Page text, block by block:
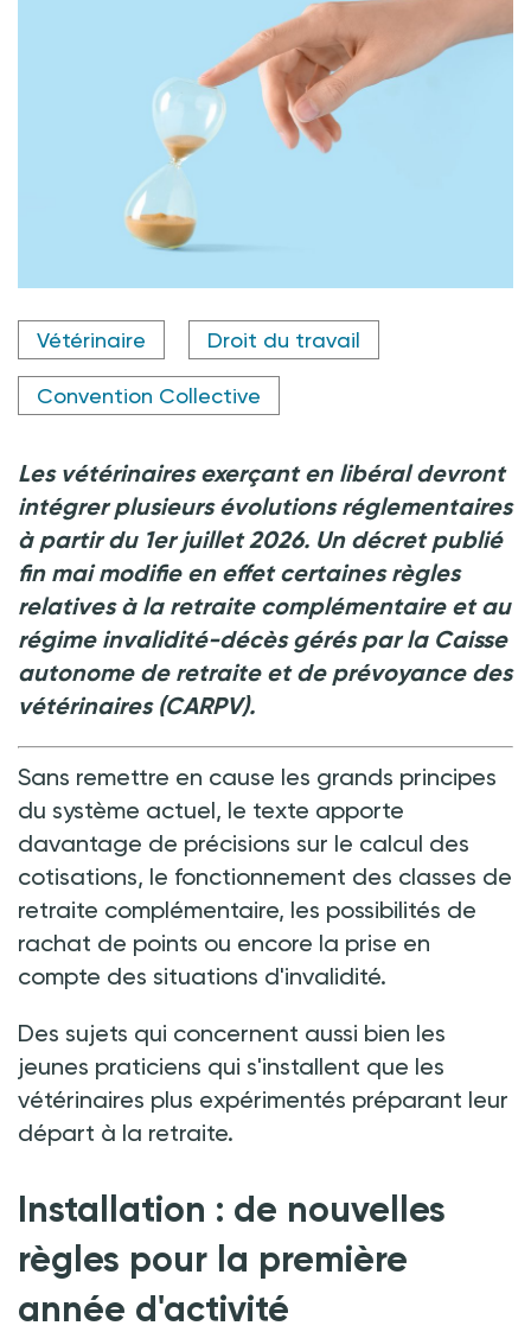
Crédit photo @Pixel-shot/shutterstock.com
Vétérinaire Droit du travail
Convention Collective
Les vétérinaires exerçant en libéral devront
intégrer plusieurs évolutions réglementaires
à partir du 1er juillet 2026. Un décret publié
fin mai modifie en effet certaines règles
relatives à la retraite complémentaire et au
régime invalidité-décès gérés par la Caisse
autonome de retraite et de prévoyance des
vétérinaires (CARPV).
Sans remettre en cause les grands principes
du système actuel, le texte apporte
davantage de précisions sur le calcul des
cotisations, le fonctionnement des classes de
retraite complémentaire, les possibilités de
rachat de points ou encore la prise en
compte des situations d'invalidité.
Des sujets qui concernent aussi bien les
jeunes praticiens qui s'installent que les
vétérinaires plus expérimentés préparant leur
départ à la retraite.
Installation : de nouvelles
règles pour la première
année d'activité